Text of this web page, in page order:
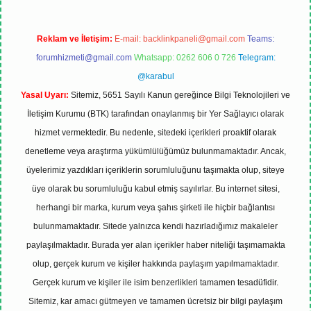
Reklam ve İletişim: E-mail: backlinkpaneli@gmail.com Teams:
forumhizmeti@gmail.com Whatsapp: 0262 606 0 726 Telegram:
@karabul
Yasal Uyarı: Sitemiz, 5651 Sayılı Kanun gereğince Bilgi Teknolojileri ve
İletişim Kurumu (BTK) tarafından onaylanmış bir Yer Sağlayıcı olarak
hizmet vermektedir. Bu nedenle, sitedeki içerikleri proaktif olarak
denetleme veya araştırma yükümlülüğümüz bulunmamaktadır. Ancak,
üyelerimiz yazdıkları içeriklerin sorumluluğunu taşımakta olup, siteye
üye olarak bu sorumluluğu kabul etmiş sayılırlar. Bu internet sitesi,
herhangi bir marka, kurum veya şahıs şirketi ile hiçbir bağlantısı
bulunmamaktadır. Sitede yalnızca kendi hazırladığımız makaleler
paylaşılmaktadır. Burada yer alan içerikler haber niteliği taşımamakta
olup, gerçek kurum ve kişiler hakkında paylaşım yapılmamaktadır.
Gerçek kurum ve kişiler ile isim benzerlikleri tamamen tesadüfidir.
Sitemiz, kar amacı gütmeyen ve tamamen ücretsiz bir bilgi paylaşım